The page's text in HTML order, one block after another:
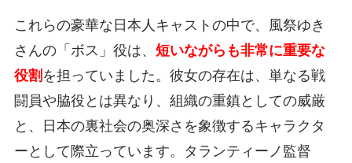
これらの豪華な日本人キャストの中で、風祭ゆき
さんの「ボス」役は、 短いながらも非常に重要な
役割 を担っていました。彼女の存在は、単なる戦
闘員や脇役とは異なり、組織の重鎮としての威厳
と、日本の裏社会の奥深さを象徴するキャラクタ
ーとして際立っています。タランティーノ監督